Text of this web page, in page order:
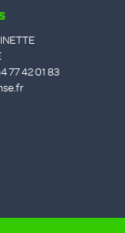
77 42 01 83